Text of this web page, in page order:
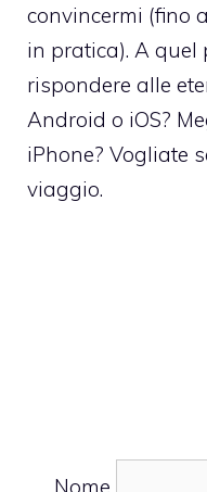
convincermi (fino
in pratica). A quel
rispondere alle
Android o iOS?
iPhone? Vogliate
viaggio.
Nome